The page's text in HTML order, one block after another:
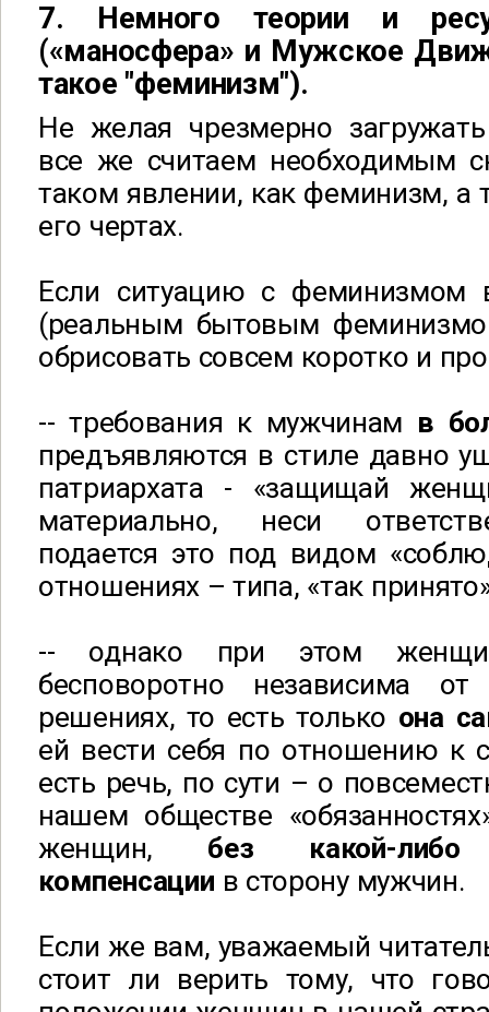
7. Немного теории и
(«маносфера» и Мужское
такое "феминизм").
Не желая чрезмерно
все же считаем необходимым
таком явлении, как феминизм, а
его чертах.
Если ситуацию с феминизмом
(реальным бытовым
обрисовать совсем коротко и
-- требования к мужчинам в
предъявляются в стиле давно
патриархата - «защищай
материально, неси
подается это под видом
отношениях – типа, «так
-- однако при этом
бесповоротно независима
решениях, то есть только она
ей вести себя по отношению к
есть речь, по сути – о
нашем обществе
женщин, без какой-
компенсации в сторону мужчин.
Если же вам, уважаемый
стоит ли верить тому, что